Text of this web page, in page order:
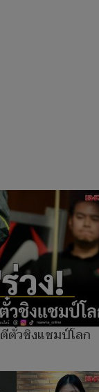
ตั๋วชิงแชมป์โลก